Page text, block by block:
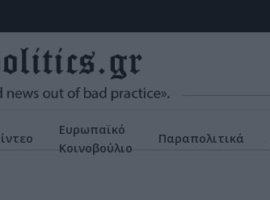
Ευρωπαϊκό
Κοινοβούλιο
Παραπολιτικά